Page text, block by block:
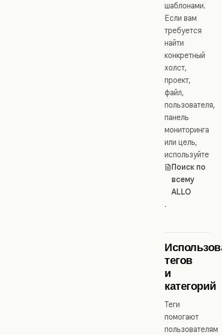
шаблонами.
Если вам
требуется
найти
конкретный
холст,
проект,
файл,
пользователя,
панель
мониторинга
или цель,
используйте
Поиск по
всему
ALLO
.
тегов
и
категорий
Теги
помогают
пользователям